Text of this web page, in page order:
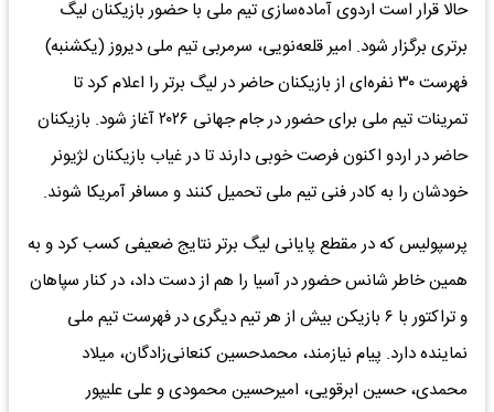
حالا قرار است اردوی آماده‌سازی تیم ملی با حضور بازیکنان لیگ
برتری برگزار شود. امیر قلعه‌نویی، سرمربی تیم ملی دیروز (یکشنبه)
فهرست ۳۰ نفره‌ای از بازیکنان حاضر در لیگ برتر را اعلام کرد تا
تمرینات تیم ملی برای حضور در جام جهانی ۲۰۲۶ آغاز شود. بازیکنان
حاضر در اردو اکنون فرصت خوبی دارند تا در غیاب بازیکنان لژیونر
خودشان را به کادر فنی تیم ملی تحمیل کنند و مسافر آمریکا شوند.
پرسپولیس که در مقطع پایانی لیگ برتر نتایج ضعیفی کسب کرد و به
همین خاطر شانس حضور در آسیا را هم از دست داد، در کنار سپاهان
و تراکتور با ۶ بازیکن بیش از هر تیم دیگری در فهرست تیم ملی
نماینده دارد. پیام نیازمند، محمدحسین کنعانی‌زادگان، میلاد
محمدی، حسین ابرقویی، امیرحسین محمودی و علی علیپور